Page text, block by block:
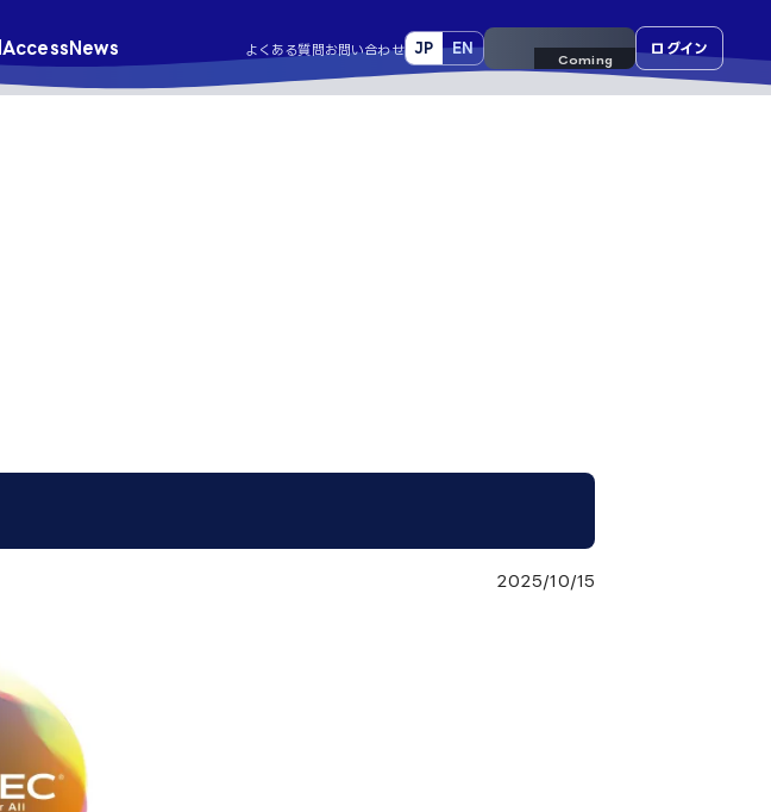
Access News よくある質問お問い合わせ JP EN 来場事前登録 ログイン
2025/10/15